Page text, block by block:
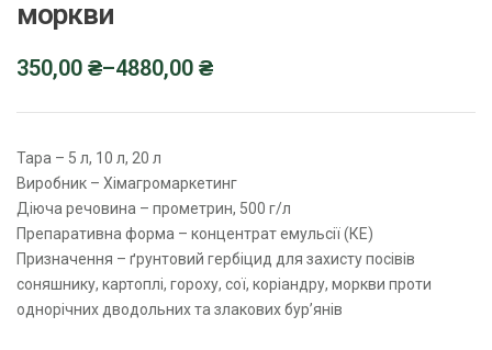
моркви
350,00 ₴–4880,00 ₴
Тара – 5 л, 10 л, 20 л
Виробник – Хімагромаркетинг
Діюча речовина – прометрин, 500 г/л
Препаративна форма – концентрат емульсії (КЕ)
Призначення – ґрунтовий гербіцид для захисту посівів
соняшнику, картоплі, гороху, сої, коріандру, моркви проти
однорічних дводольних та злакових бур’янів